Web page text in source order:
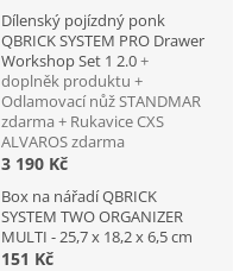
Dílenský pojízdný ponk
QBRICK SYSTEM PRO Drawer
Workshop Set 1 2.0+
doplněk produktu +
Odlamovací nůž STANDMAR
zdarma + Rukavice CXS
ALVAROS zdarma
3 190 Kč
Box na nářadí QBRICK
SYSTEM TWO ORGANIZER
MULTI - 25,7 x 18,2 x 6,5 cm
151 Kč